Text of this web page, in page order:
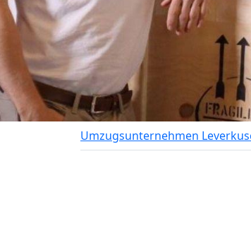
Umzugsunternehmen